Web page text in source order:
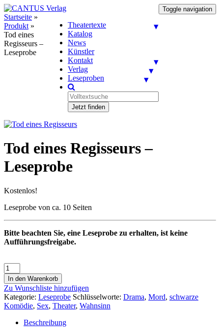
Toggle navigation
Theatertexte
Katalog
News
Künstler
Kontakt
Verlag
Leseproben
Jetzt finden
Startseite »
Produkt »
Tod eines
Regisseurs –
Leseprobe
Tod eines Regisseurs –
Leseprobe
Kostenlos!
Leseprobe von ca. 10 Seiten
Bitte beachten Sie, eine Leseprobe zu erhalten, ist keine
Aufführungsfreigabe.
In den Warenkorb
Zu Wunschliste hinzufügen
Kategorie: Leseprobe Schlüsselworte: Drama, Mord, schwarze
Komödie, Sex, Theater, Wahnsinn
Beschreibung